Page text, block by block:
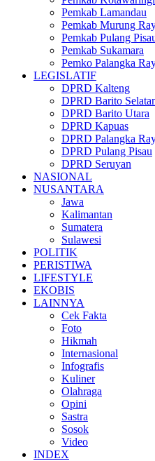
Pemkab Lamandau
Pemkab Murung
Pemkab Pulang
Pemkab Sukamara
Pemko Palangka
LEGISLATIF
DPRD Kalteng
DPRD Barito
DPRD Barito Utara
DPRD Kapuas
DPRD Palangka
DPRD Pulang Pisau
DPRD Seruyan
NASIONAL
NUSANTARA
Jawa
Kalimantan
Sumatera
Sulawesi
POLITIK
PERISTIWA
LIFESTYLE
EKOBIS
LAINNYA
Cek Fakta
Foto
Hikmah
Internasional
Infografis
Kuliner
Olahraga
Opini
Sastra
Sosok
Video
INDEX